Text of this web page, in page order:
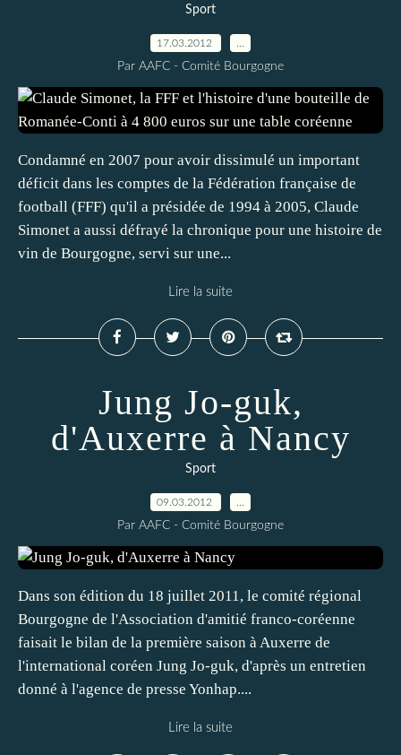
Sport
17.03.2012
Par AAFC - Comité Bourgogne
Condamné en 2007 pour avoir dissimulé un important
déficit dans les comptes de la Fédération française de
football (FFF) qu'il a présidée de 1994 à 2005, Claude
Simonet a aussi défrayé la chronique pour une histoire de
vin de Bourgogne, servi sur une...
Lire la suite
Jung Jo-guk,
d'Auxerre à Nancy
Sport
09.03.2012
Par AAFC - Comité Bourgogne
Dans son édition du 18 juillet 2011, le comité régional
Bourgogne de l'Association d'amitié franco-coréenne
faisait le bilan de la première saison à Auxerre de
l'international coréen Jung Jo-guk, d'après un entretien
donné à l'agence de presse Yonhap....
Lire la suite